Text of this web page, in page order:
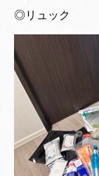
◎リュック